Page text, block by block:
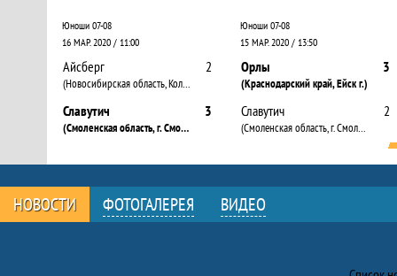
Юноши 07-08
16 МАР. 2020 / 11:00
Айсберг
(Новосибирская область, Колыванский район)
2
Славутич
(Смоленская область, г. Смоленск)
3
Юноши 07-08
15 МАР. 2020 / 13:50
Орлы
(Краснодарский край, Ейск г.)
3
Славутич
(Смоленская область, г. Смоленск)
2
НОВОСТИ ФОТОГАЛЕРЕЯ ВИДЕО